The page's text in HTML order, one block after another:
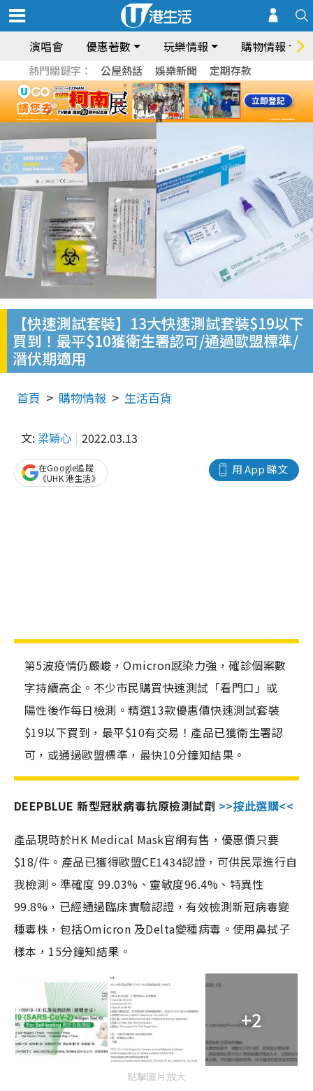
演唱會 優惠著數 玩樂情報 購物情報
熱門關鍵字： 公屋熱話 娛樂新聞 定期存款
【快速測試套裝】13大快速測試套裝$19以下
買到！最平$10獲衛生署認可/通過歐盟標準/
潛伏期適用
首頁 購物情報 生活百貨
文: 梁穎心 2022.03.13
用 App 睇文
在Google追蹤
《UHK 港生活》
第5波疫情仍嚴峻，Omicron感染力強，確診個案數
字持續高企。不少市民購買快速測試「看門口」或
陽性後作每日檢測。精選13款優惠價快速測試套裝
$19以下買到，最平$10有交易！產品已獲衛生署認
可，或通過歐盟標準，最快10分鐘知結果。
DEEPBLUE 新型冠狀病毒抗原檢測試劑 >>按此選購<<
產品現時於HK Medical Mask官網有售，優惠價只要
$18/件。產品已獲得歐盟CE1434認證，可供民眾進行自
我檢測。準確度 99.03%、靈敏度96.4%、特異性
99.8%，已經通過臨床實驗認證，有效檢測新冠病毒變
種毒株，包括Omicron 及Delta變種病毒。使用鼻拭子
樣本，15分鐘知結果。
+2
點擊圖片放大